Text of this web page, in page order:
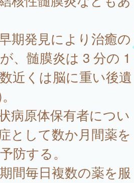
期発見により治癒の
、髄膜炎は 3 分の 1
近くは脳に重い後遺
病原体保有者につい
として数か月間薬を
防する。
間毎日複数の薬を服